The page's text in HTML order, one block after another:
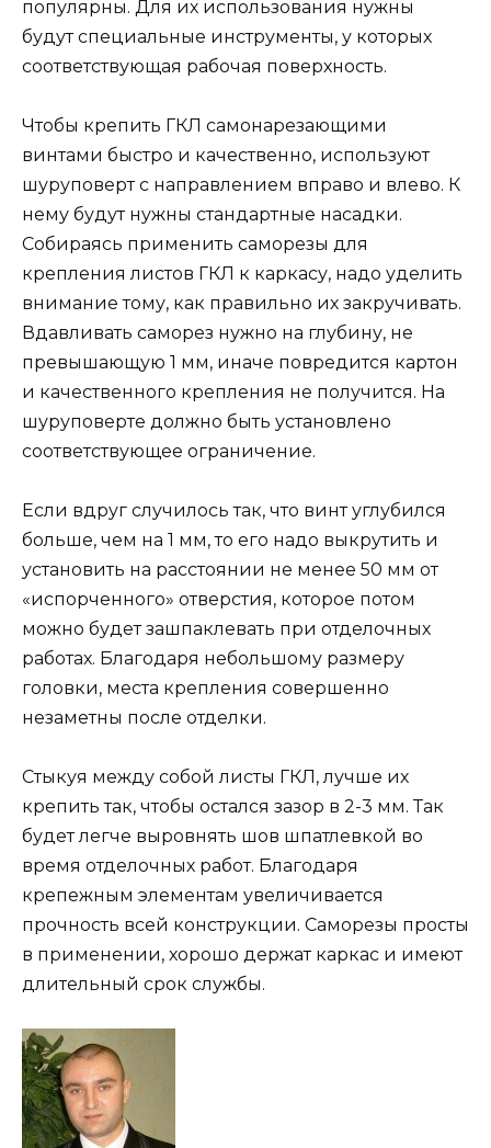
популярны. Для их использования нужны
будут специальные инструменты, у которых
соответствующая рабочая поверхность.
Чтобы крепить ГКЛ самонарезающими
винтами быстро и качественно, используют
шуруповерт с направлением вправо и влево. К
нему будут нужны стандартные насадки.
Собираясь применить саморезы для
крепления листов ГКЛ к каркасу, надо уделить
внимание тому, как правильно их закручивать.
Вдавливать саморез нужно на глубину, не
превышающую 1 мм, иначе повредится картон
и качественного крепления не получится. На
шуруповерте должно быть установлено
соответствующее ограничение.
Если вдруг случилось так, что винт углубился
больше, чем на 1 мм, то его надо выкрутить и
установить на расстоянии не менее 50 мм от
«испорченного» отверстия, которое потом
можно будет зашпаклевать при отделочных
работах. Благодаря небольшому размеру
головки, места крепления совершенно
незаметны после отделки.
Стыкуя между собой листы ГКЛ, лучше их
крепить так, чтобы остался зазор в 2-3 мм. Так
будет легче выровнять шов шпатлевкой во
время отделочных работ. Благодаря
крепежным элементам увеличивается
прочность всей конструкции. Саморезы просты
в применении, хорошо держат каркас и имеют
длительный срок службы.